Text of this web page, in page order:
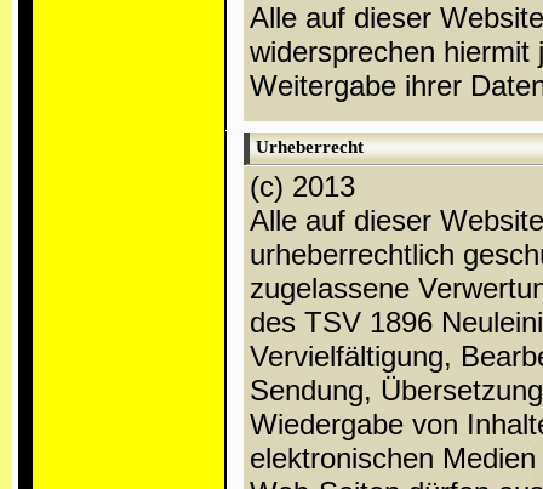
Alle auf dieser
widersprechen hiermit
Weitergabe ihrer
Urheberrecht
(c) 2013
Alle auf dieser
urheberrechtlich
zugelassene
des TSV 1896
Vervielfältigung,
Sendung,
Wiedergabe von
elektronischen